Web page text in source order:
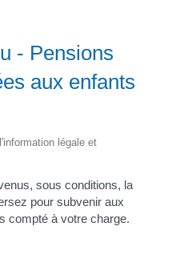
- Pensions
aux enfants
légale et
sous conditions, la
pour subvenir aux
compté à votre charge.